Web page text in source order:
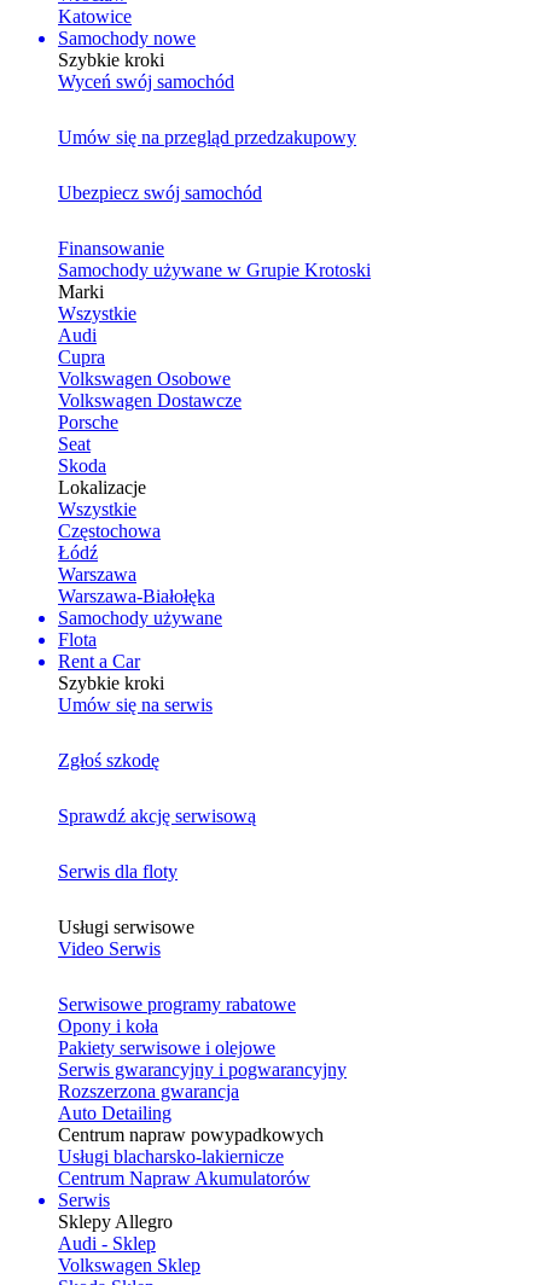
Katowice
Samochody nowe
Szybkie kroki
Wyceń swój samochód
Umów się na przegląd przedzakupowy
Ubezpiecz swój samochód
Finansowanie
Samochody używane w Grupie Krotoski
Marki
Wszystkie
Audi
Cupra
Volkswagen Osobowe
Volkswagen Dostawcze
Porsche
Seat
Skoda
Lokalizacje
Wszystkie
Częstochowa
Łódź
Warszawa
Warszawa-Białołęka
Samochody używane
Flota
Rent a Car
Szybkie kroki
Umów się na serwis
Zgłoś szkodę
Sprawdź akcję serwisową
Serwis dla floty
Usługi serwisowe
Video Serwis
Serwisowe programy rabatowe
Opony i koła
Pakiety serwisowe i olejowe
Serwis gwarancyjny i pogwarancyjny
Rozszerzona gwarancja
Auto Detailing
Centrum napraw powypadkowych
Usługi blacharsko-lakiernicze
Centrum Napraw Akumulatorów
Serwis
Sklepy Allegro
Audi - Sklep
Volkswagen Sklep